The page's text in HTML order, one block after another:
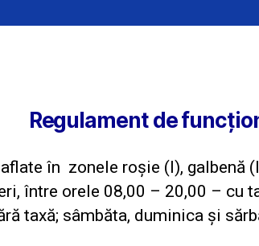
Regulament de
în zonele roșie (I), galbenă
între orele 08,00 – 20,00 – cu
taxă; sâmbăta, duminica și